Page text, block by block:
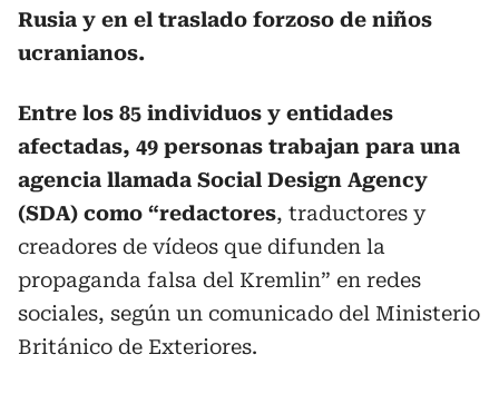
Rusia y en el traslado forzoso de niños
ucranianos.
Entre los 85 individuos y entidades
afectadas, 49 personas trabajan para una
agencia llamada Social Design Agency
(SDA) como “redactores, traductores y
creadores de vídeos que difunden la
propaganda falsa del Kremlin” en redes
sociales, según un comunicado del Ministerio
Británico de Exteriores.